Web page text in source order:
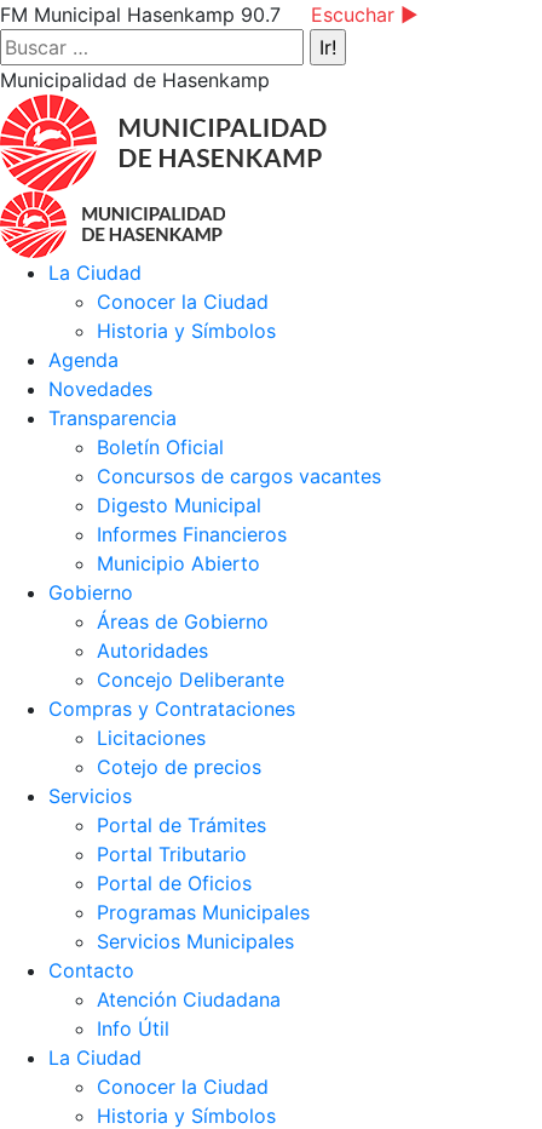
Saltar
al
contenido
Facebook
page
opens
new
window
Instagram
page
opens
new
window
YouTube
page
opens
new
window
FM Municipal Hasenkamp 90.7
Escuchar ►
Buscar:
Municipalidad de Hasenkamp
La Ciudad
Conocer la Ciudad
Historia y Símbolos
Agenda
Novedades
Transparencia
Boletín Oficial
Concursos de cargos vacantes
Digesto Municipal
Informes Financieros
Municipio Abierto
Gobierno
Áreas de Gobierno
Autoridades
Concejo Deliberante
Compras y Contrataciones
Licitaciones
Cotejo de precios
Servicios
Portal de Trámites
Portal Tributario
Portal de Oficios
Programas Municipales
Servicios Municipales
Contacto
Atención Ciudadana
Info Útil
La Ciudad
Conocer la Ciudad
Historia y Símbolos